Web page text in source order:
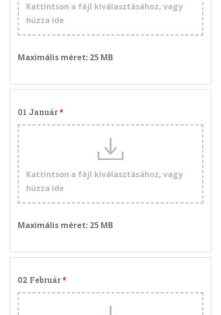
Kattintson a fájl kiválasztásához, vagy
húzza ide
Maximális méret: 25 MB
01 Január
Kattintson a fájl kiválasztásához, vagy
húzza ide
Maximális méret: 25 MB
02 Február